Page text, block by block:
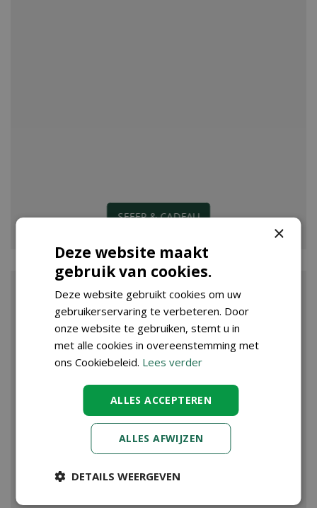
SFEER & CADEAU
×
Deze website maakt
gebruik van cookies.
Deze website gebruikt cookies om uw
gebruikerservaring te verbeteren. Door
onze website te gebruiken, stemt u in
met alle cookies in overeenstemming met
ons Cookiebeleid. Lees verder
ALLES ACCEPTEREN
ALLES AFWIJZEN
DETAILS WEERGEVEN